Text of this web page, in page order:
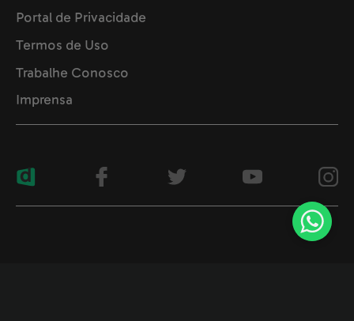
Portal de Privacidade
Termos de Uso
Trabalhe Conosco
Imprensa